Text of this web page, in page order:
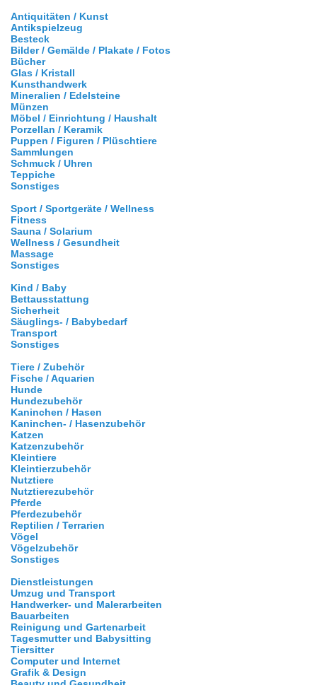
Antiquitäten / Kunst
Antikspielzeug
Besteck
Bilder / Gemälde / Plakate / Fotos
Bücher
Glas / Kristall
Kunsthandwerk
Mineralien / Edelsteine
Münzen
Möbel / Einrichtung / Haushalt
Porzellan / Keramik
Puppen / Figuren / Plüschtiere
Sammlungen
Schmuck / Uhren
Teppiche
Sonstiges
Sport / Sportgeräte / Wellness
Fitness
Sauna / Solarium
Wellness / Gesundheit
Massage
Sonstiges
Kind / Baby
Bettausstattung
Sicherheit
Säuglings- / Babybedarf
Transport
Sonstiges
Tiere / Zubehör
Fische / Aquarien
Hunde
Hundezubehör
Kaninchen / Hasen
Kaninchen- / Hasenzubehör
Katzen
Katzenzubehör
Kleintiere
Kleintierzubehör
Nutztiere
Nutztierezubehör
Pferde
Pferdezubehör
Reptilien / Terrarien
Vögel
Vögelzubehör
Sonstiges
Dienstleistungen
Umzug und Transport
Handwerker- und Malerarbeiten
Bauarbeiten
Reinigung und Gartenarbeit
Tagesmutter und Babysitting
Tiersitter
Computer und Internet
Grafik & Design